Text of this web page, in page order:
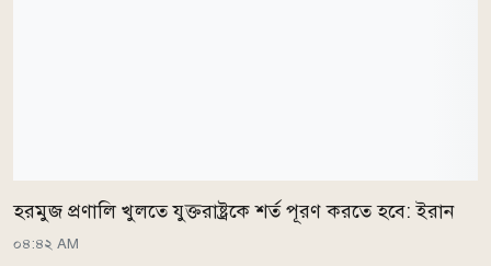
হরমুজ প্রণালি খুলতে যুক্তরাষ্ট্রকে শর্ত পূরণ করতে হবে: ইরান
০৪:৪২ AM